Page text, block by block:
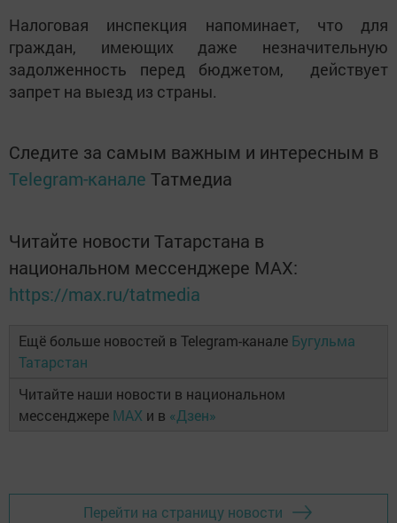
Налоговая инспекция напоминает, что для
граждан, имеющих даже незначительную
задолженность перед бюджетом, действует
запрет на выезд из страны.
Следите за самым важным и интересным в
Telegram-канале Татмедиа
Читайте новости Татарстана в
национальном мессенджере MАХ:
https://max.ru/tatmedia
Ещё больше новостей в Telegram-канале Бугульма
Татарстан
Читайте наши новости в национальном
мессенджере MAX и в «Дзен»
Перейти на страницу новости